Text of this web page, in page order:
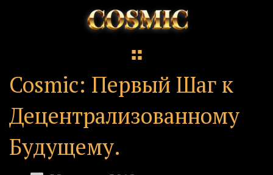
Cosmic: Первый Шаг к
Децентрализованному
Будущему.